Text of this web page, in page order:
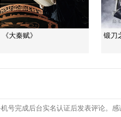
《大秦赋》 锻刀